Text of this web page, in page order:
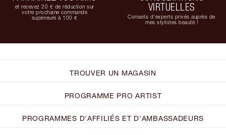
et recevez 20 € de réduction sur
votre prochaine commande
supérieure à 100 €
VIRTUELLES
Conseils d'experts privés auprès de
mes stylistes beauté !
TROUVER UN MAGASIN
PROGRAMME PRO ARTIST
PROGRAMMES D'AFFILIÉS ET D'AMBASSADEURS